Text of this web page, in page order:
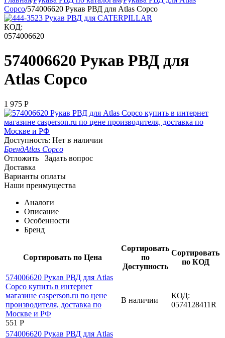
Copco/574006620 Рукав РВД для Atlas Copco
КОД:
0574006620
574006620 Рукав РВД для
Atlas Copco
1 975 Р
Доступность: Нет в наличии
БрендAtlas Copco
Отложить
Задать вопрос
Доставка
Варианты оплаты
Наши преимущества
Аналоги
Описание
Особенности
Бренд
Сортировать по Цена
Сортировать
по
Доступность
Сортировать
по КОД
‍551‍ Р
В наличии
КОД:
0574128411R